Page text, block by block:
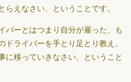
らえなさい、ということです。
バーとはつまり自分が雇った、も
ドライバーを手とり足とり教え、
に移っていきなさい、ということ